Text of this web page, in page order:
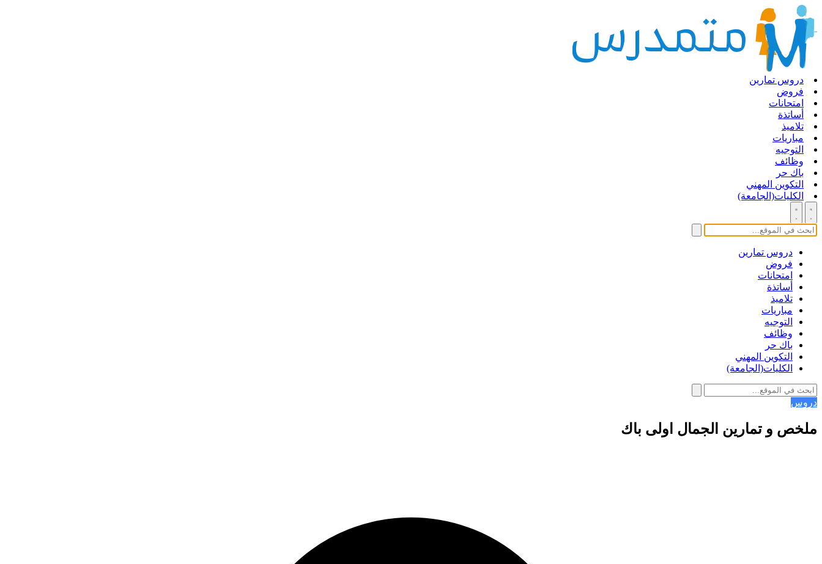
دروس تمارين
فروض
امتحانات
أساتذة
تلاميذ
مباريات
التوجيه
وظائف
باك حر
التكوين المهني
الكليات(الجامعة)
دروس تمارين
فروض
امتحانات
أساتذة
تلاميذ
مباريات
التوجيه
وظائف
باك حر
التكوين المهني
الكليات(الجامعة)
دروس
ملخص و تمارين الجمال اولى باك